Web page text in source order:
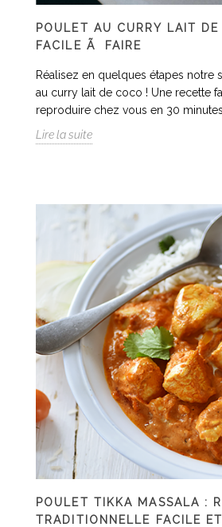
POULET AU CURRY LAIT DE
FACILE Ã FAIRE
Réalisez en quelques étapes notre
au curry lait de coco ! Une recette
reproduire chez vous en 30 minutes
Lire la suite
POULET TIKKA MASSALA :
TRADITIONNELLE FACILE